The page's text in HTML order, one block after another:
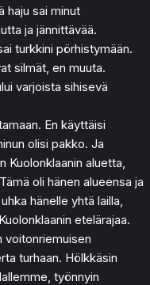
haju sai minut
ja jännittävää.
turkkini pörhistymään.
silmät, en muuta.
varjoista sihisevä
En käyttäisi
olisi pakko. Ja
Kuolonklaanin aluetta,
oli hänen alueensa ja
hänelle yhtä lailla,
etelärajaa.
voitonriemuisen
turhaan. Hölkkäsin
työnnyin